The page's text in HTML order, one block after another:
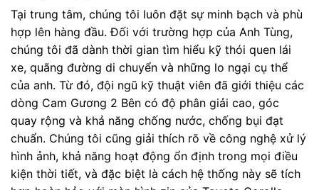
Tại trung tâm, chúng tôi luôn đặt sự minh bạch và phù
hợp lên hàng đầu. Đối với trường hợp của Anh Tùng,
chúng tôi đã dành thời gian tìm hiểu kỹ thói quen lái
xe, quãng đường di chuyển và những lo ngại cụ thể
của anh. Từ đó, đội ngũ kỹ thuật viên đã giới thiệu các
dòng Cam Gương 2 Bên có độ phân giải cao, góc
quay rộng và khả năng chống nước, chống bụi đạt
chuẩn. Chúng tôi cũng giải thích rõ về công nghệ xử lý
hình ảnh, khả năng hoạt động ổn định trong mọi điều
kiện thời tiết, và đặc biệt là cách hệ thống này sẽ tích